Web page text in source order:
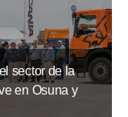
sector de la
en Osuna y